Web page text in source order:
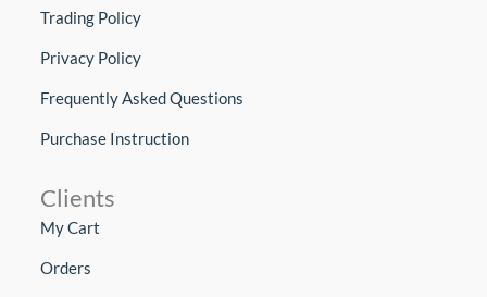
Trading Policy
Privacy Policy
Frequently Asked Questions
Purchase Instruction
Clients
My Cart
Orders